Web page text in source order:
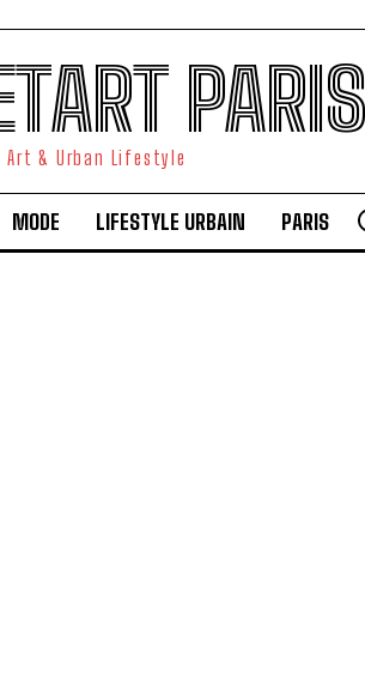
PARIS
Art & Urban Lifestyle
MODE LIFESTYLE URBAIN PARIS